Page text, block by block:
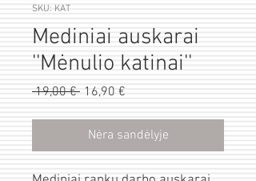
SKU: KAT
Mediniai auskarai
''Mėnulio katinai''
19,00 € Įprastinė
16,90 €
Nėra sandėlyje